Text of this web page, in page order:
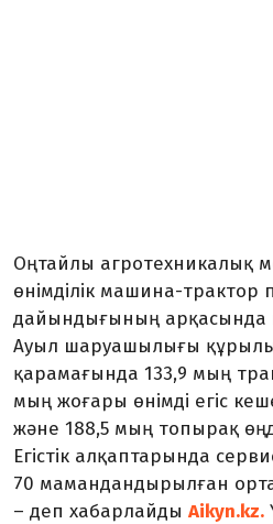
Оңтайлы агротехникалық
өнімділік машина-трактор
дайындығының арқасында
Ауыл шаруашылығы
қарамағында 133,9 мың
мың жоғары өнімді егіс
және 188,5 мың топырақ
Егістік алқаптарында
70 мамандандырылған
– деп хабарлайды Aikyn.kz.